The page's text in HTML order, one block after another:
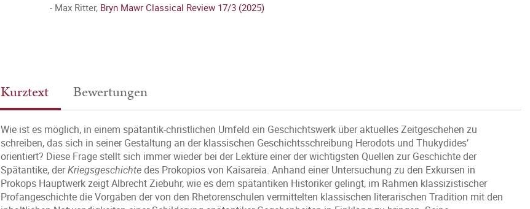
Max Ritter, Bryn Mawr Classical Review 17/3 (2025)
Kurztext Bewertungen
Wie ist es möglich, in einem spätantik-christlichen Umfeld ein Geschichtswerk über aktuelles Zeitgeschehen zu
schreiben, das sich in seiner Gestaltung an der klassischen Geschichtsschreibung Herodots und Thukydides’
orientiert? Diese Frage stellt sich immer wieder bei der Lektüre einer der wichtigsten Quellen zur Geschichte der
Spätantike, derKriegsgeschichtedes Prokopios von Kaisareia. Anhand einer Untersuchung zu den Exkursen in
Prokops Hauptwerk zeigt Albrecht Ziebuhr, wie es dem spätantiken Historiker gelingt, im Rahmen klassizistischer
Profangeschichte die Vorgaben der von den Rhetorenschulen vermittelten klassischen literarischen Tradition mit den